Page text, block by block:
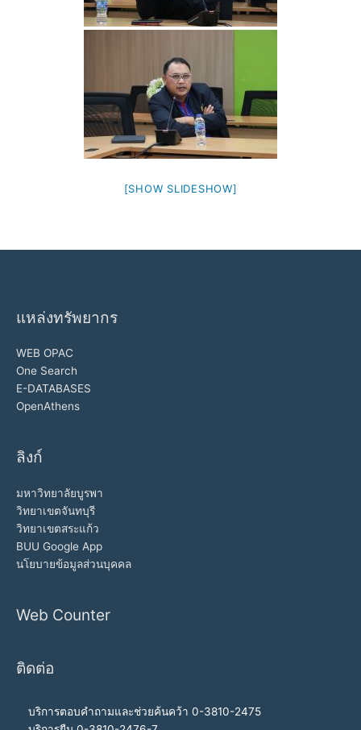
[SHOW SLIDESHOW]
แหล่งทรัพยากร
WEB OPAC
One Search
E-DATABASES
OpenAthens
ลิงก์
มหาวิทยาลัยบูรพา
วิทยาเขตจันทบุรี
วิทยาเขตสระแก้ว
BUU Google App
นโยบายข้อมูลส่วนบุคคล
Web Counter
ติดต่อ
บริการตอบคำถามและช่วยค้นคว้า 0-3810-2475